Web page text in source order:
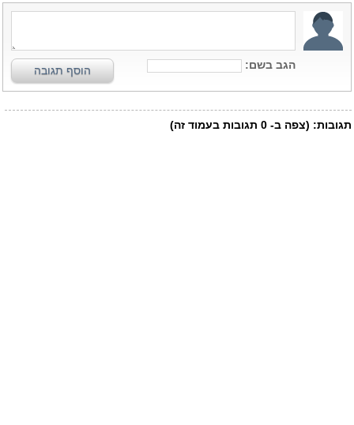
הגב בשם: הוסף תגובה
תגובות: (צפה ב- 0 תגובות בעמוד זה)